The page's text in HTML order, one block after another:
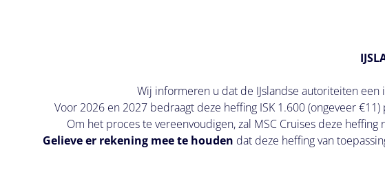
Wij informeren u dat de IJslandse autoriteiten
Voor 2026 en 2027 bedraagt deze heffing ISK 1.600 (ongeveer
Om het proces te vereenvoudigen, zal MSC Cruises deze
Gelieve er rekening mee te houden dat deze heffing van